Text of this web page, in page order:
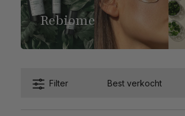
Rebiome
Filter